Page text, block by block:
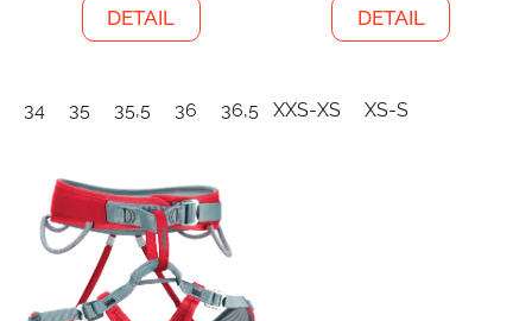
DETAIL
34 35 35,5 36 36,5 37 37,5 38
DETAIL
XXS-XS XS-S